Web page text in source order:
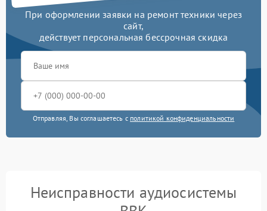
При оформлении заявки на ремонт техники через
сайт,
действует персональная бессрочная скидка
Отправляя, Вы соглашаетесь с политикой конфиденциальности
Неисправности аудиосистемы